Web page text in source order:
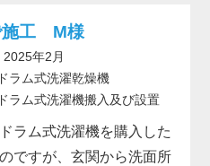
施工 M様
年2月
ラム式洗濯乾燥機
ラム式洗濯機搬入及び設置
ドラム式洗濯機を購入した
のですが、玄関から洗面所